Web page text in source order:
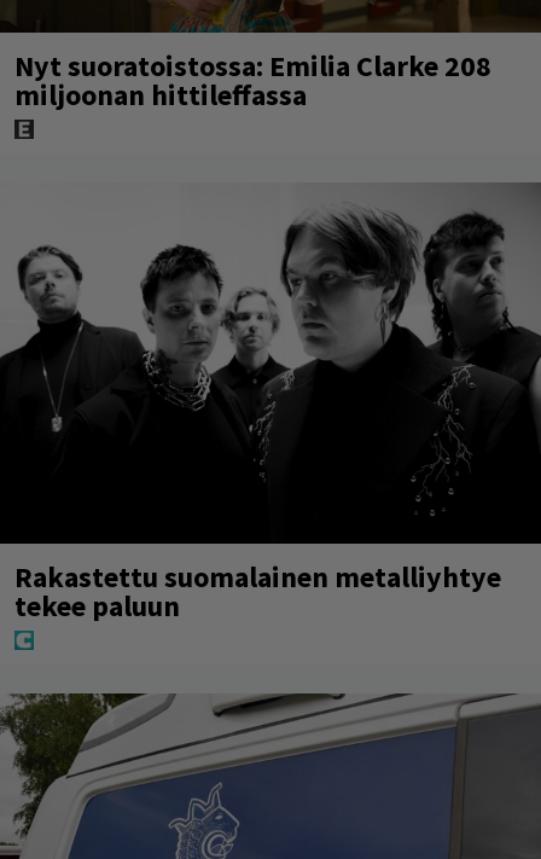
Nyt suoratoistossa: Emilia Clarke 208
miljoonan hittileffassa
Rakastettu suomalainen metalliyhtye
tekee paluun